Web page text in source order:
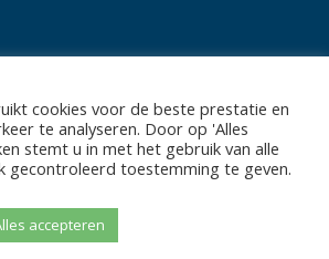
Sitemap |
rechten voorbehouden
cookies voor de beste prestatie en
te analyseren. Door op 'Alles
stemt u in met het gebruik van alle
gecontroleerd toestemming te geven.
accepteren